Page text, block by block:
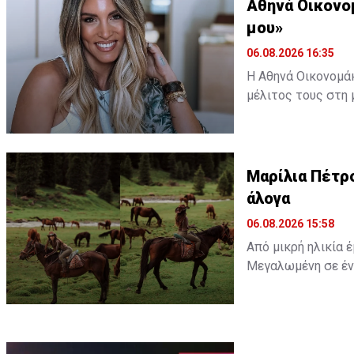
Αθηνά
μου»
06.08.2026 16:35
Η Αθηνά
μέλιτος τους στη
Διαβάστε
Διαβάστε επίσης:
άλογα
Μαρίλια
άλογα
06.08.2026 15:58
Από μικρή ηλικία
Μεγαλωμένη σε